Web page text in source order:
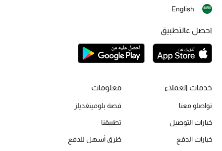
غرفة الطعام
الديكورات والإكسسوارات
الشراشف
الشموع والعطور المنزلية
مستلزمات المنزل
خدمات العملاء
تواصلو معنا
خيارات التوصيل
خيارات الدفع
معلومات
قصة بلومينغديلز
تطبيقنا
طُرق أسهل للدفع
English
احصل عالتطبيق